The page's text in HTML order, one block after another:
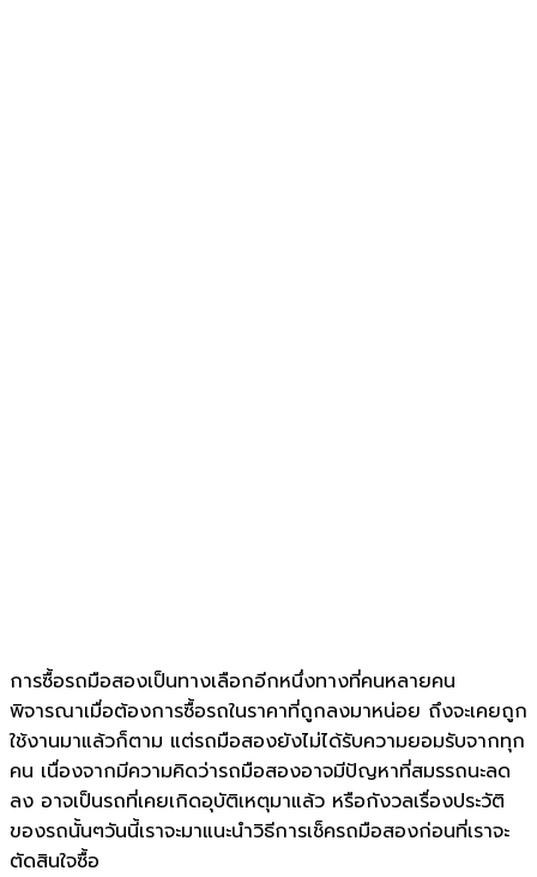
การซื้อรถมือสองเป็นทางเลือกอีกหนึ่งทางที่คนหลายคน
พิจารณาเมื่อต้องการซื้อรถในราคาที่ถูกลงมาหน่อย ถึงจะเคยถูก
ใช้งานมาแล้วก็ตาม แต่รถมือสองยังไม่ได้รับความยอมรับจากทุก
คน เนื่องจากมีความคิดว่ารถมือสองอาจมีปัญหาที่สมรรถนะลด
ลง อาจเป็นรถที่เคยเกิดอุบัติเหตุมาแล้ว หรือกังวลเรื่องประวัติ
ของรถนั้นๆวันนี้เราจะมาแนะนำวิธีการเช็ครถมือสองก่อนที่เราจะ
ตัดสินใจซื้อ